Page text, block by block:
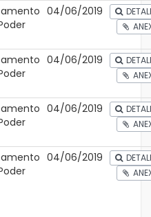
04/06/2019
04/06/2019
04/06/2019
04/06/2019